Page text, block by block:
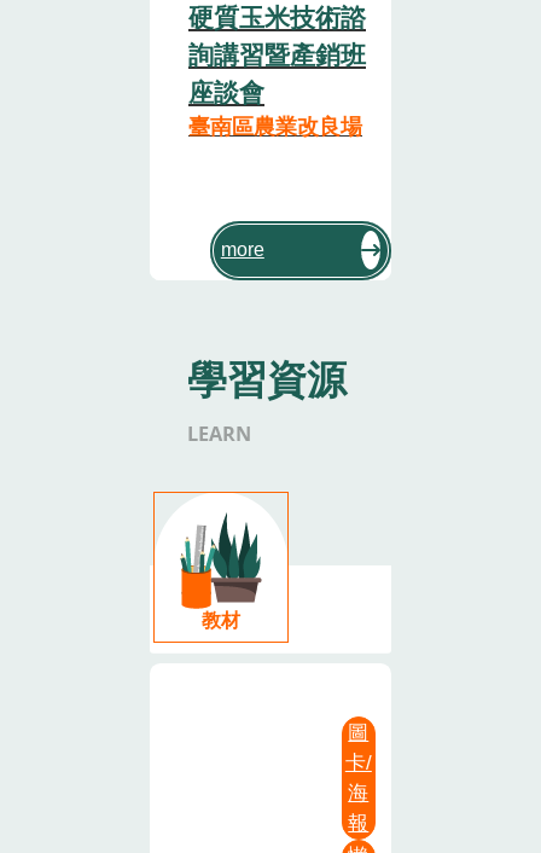
硬質玉米技術諮
詢講習暨產銷班
座談會
臺南區農業改良場
more
學習資源
LEARN
教材
圖
卡/
海
報